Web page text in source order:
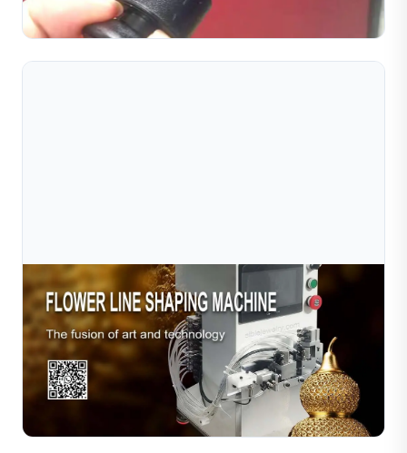
Đọc toàn bộ bài viết
Jul 10, 2026
Máy Sible Filigree: Nơi Công Nghệ Chính Xác
Giao Thoa Cùng Nghệ Thuật Chế Tác Tr
Tại Sible, chúng tôi không chỉ bán máy móc—chúng tôi
cung cấp các giải pháp sản xuất trang sức sẵn sàng cho
tương lai. Dù bạn đang nâng cấp xưởng chế tác quy mô...